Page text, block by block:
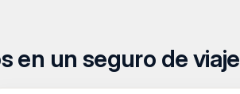
en un seguro de viaje